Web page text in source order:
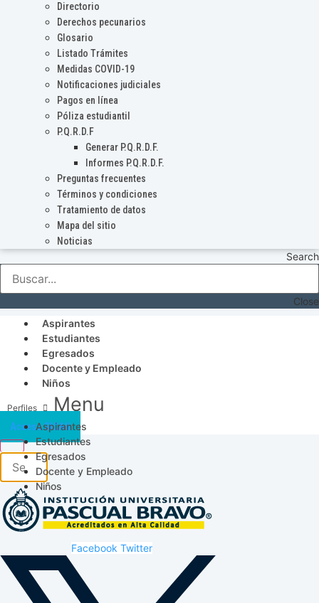
Directorio
Derechos pecunarios
Glosario
Listado Trámites
Medidas COVID-19
Notificaciones judiciales
Pagos en línea
Póliza estudiantil
P.Q.R.D.F
Generar P.Q.R.D.F.
Informes P.Q.R.D.F.
Preguntas frecuentes
Términos y condiciones
Tratamiento de datos
Mapa del sitio
Noticias
Search
Close
Aspirantes
Estudiantes
Egresados
Docente y Empleado
Niños
Menu
Aspirantes
Estudiantes
Egresados
Docente y Empleado
Niños
Acceso SICAU
Facebook Twitter